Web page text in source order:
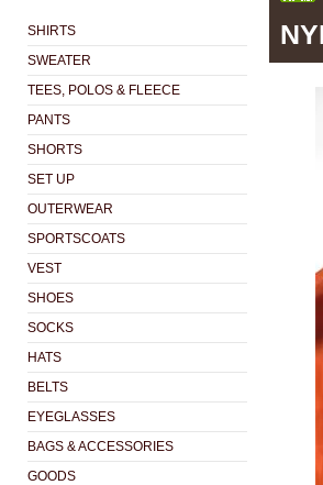
SHIRTS
SWEATER
TEES, POLOS & FLEECE
PANTS
SHORTS
SET UP
OUTERWEAR
SPORTSCOATS
VEST
SHOES
SOCKS
HATS
BELTS
EYEGLASSES
BAGS & ACCESSORIES
GOODS